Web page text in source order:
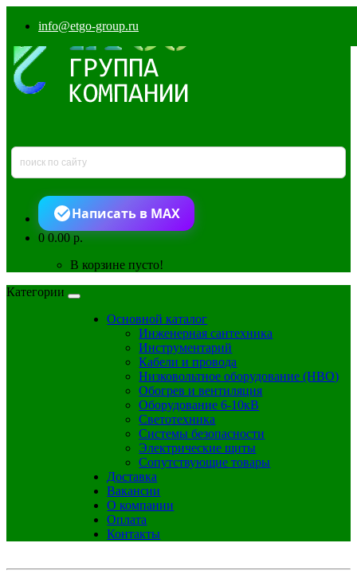
info@etgo-group.ru
Написать в MAX
00.00 р.
В корзине пусто!
Категории
Основной каталог
Инженерная сантехника
Инструментарий
Кабели и провода
Низковольтное оборудование (НВО)
Обогрев и вентиляция
Оборудование 6-10кВ
Светотехника
Системы безопасности
Электрические щиты
Сопутствующие товары
Доставка
Вакансии
О компании
Оплата
Контакты